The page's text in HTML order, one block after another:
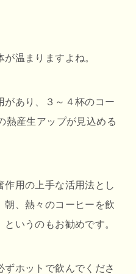
温まりますよね。
があり、３～４杯のコー
熱産生アップが見込める
作用の上手な活用法とし
朝、熱々のコーヒーを飲
いうのもお勧めです。
ホットで飲んでくださ